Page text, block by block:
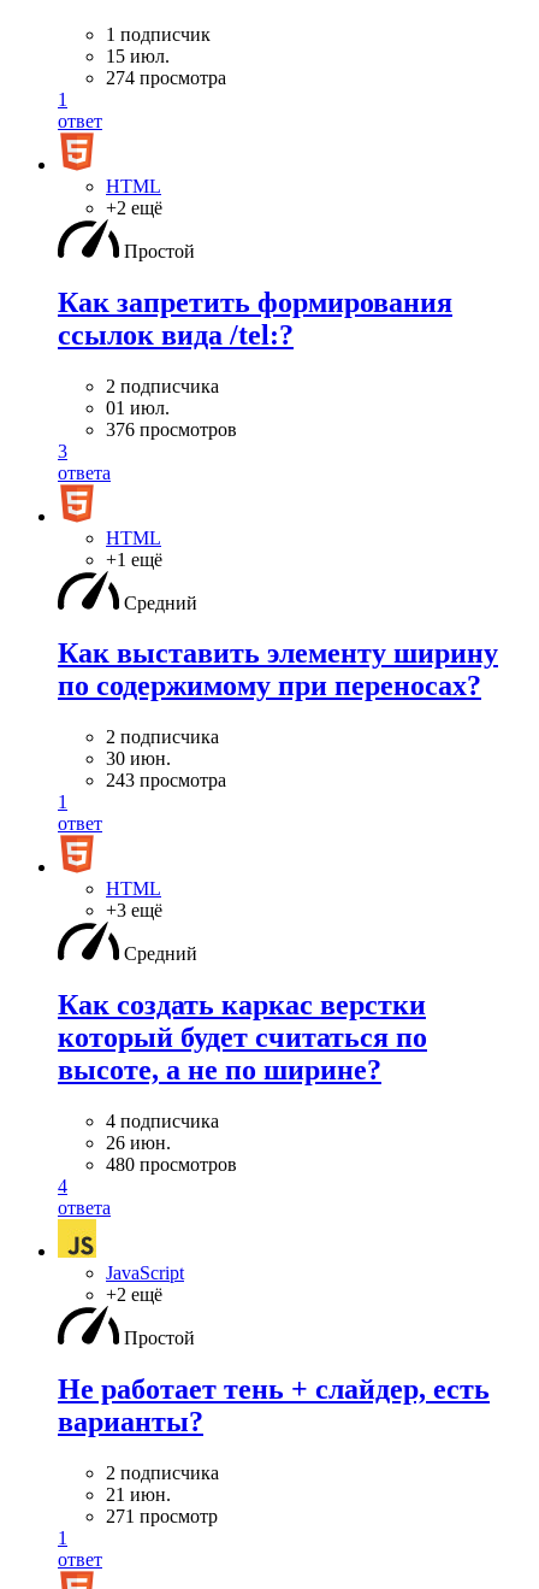
1 подписчик
15 июл.
274 просмотра
1
ответ
HTML
+2 ещё
Простой
Как запретить формирования
ссылок вида /tel:?
2 подписчика
01 июл.
376 просмотров
3
ответа
HTML
+1 ещё
Средний
Как выставить элементу ширину
по содержимому при переносах?
2 подписчика
30 июн.
243 просмотра
1
ответ
HTML
+3 ещё
Средний
Как создать каркас верстки
который будет считаться по
высоте, а не по ширине?
4 подписчика
26 июн.
480 просмотров
4
ответа
JavaScript
+2 ещё
Простой
Не работает тень + слайдер, есть
варианты?
2 подписчика
21 июн.
271 просмотр
1
ответ